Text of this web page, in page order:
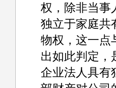
权，除非当事
独立于家庭共
物权，这一点
出如此判定，
企业法人具有